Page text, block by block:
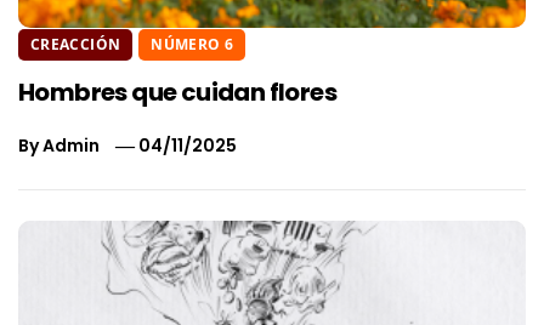
CREACCIÓN NÚMERO 6
Hombres que cuidan flores
ByAdmin 04/11/2025